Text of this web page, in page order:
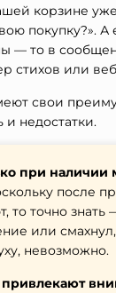
корзине
покупку?». А
— то в
стихов или
свои
и недостатки.
при наличии
после
то точно знать
или
невозможно.